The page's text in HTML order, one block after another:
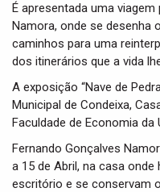
É apresentada uma viagem
Namora, onde se desenha
caminhos para uma
dos itinerários que a vida
A exposição “Nave de
Municipal de Condeixa,
Faculdade de Economia da
Fernando Gonçalves
a 15 de Abril, na casa
escritório e se conservam